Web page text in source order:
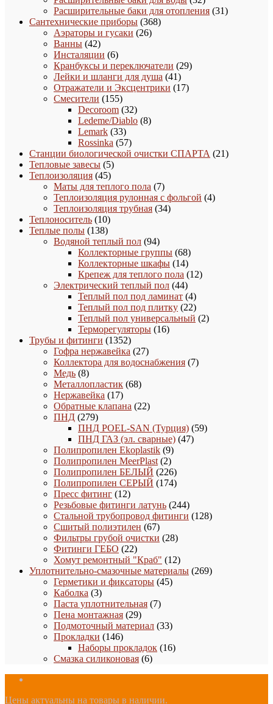
товара
Расширительные баки для отопления 3131
Сантехнические приборы 368368
Аэраторы и гусаки 2626
Ванны 4242
товара
Инсталяции 66
товаров
Кранбуксы и переключатели 2929
Лейки и шланги для душа 4141
товар
Отражатели и Эксцентрики 1717
Смесители 155155
товаров
Decoroom 3232
товара
Ledeme/Diablo 88
Lemark 3333
товара
Rossinka 5757
товаров
Станции биологической очистки СПАРТА 2121
Тепловые завесы 55
товаров
Теплоизоляция 4545
товаров
Маты для теплого пола 77
товаров
Теплоизоляция рулонная с фольгой 44
Теплоизоляция трубная 3434
Теплоноситель 1010
товаров
Теплые полы 138138
товаров
Водяной теплый пол 9494
товара
Коллекторные группы 6868
товаров
Коллекторные шкафы 1414
товаров
Крепеж для теплого пола 1212
Электрический теплый пол 4444
товара
Теплый пол под ламинат 44
товара
Теплый пол под плитку 2222
товара
Теплый пол универсальный 22
Терморегуляторы 1616
Трубы и фитинги 13521352
товара
Гофра нержавейка 2727
товаров
Коллектора для водоснабжения 77
Медь 88
товаров
Металлопластик 6868
Нержавейка 1717
товаров
Обратные клапана 2222
ПНД 279279
товаров
ПНД POEL-SAN (Турция) 5959
ПНД ГАЗ (эл. сварные) 4747
Полипропилен Ekoplastik 99
товаров
Полипропилен MeerPlast 22
товара
Полипропилен БЕЛЫЙ 226226
товаров
Полипропилен СЕРЫЙ 174174
Пресс фитинг 1212
товаров
Резьбовые фитинги латунь 244244
товара
Стальной трубопровод фитинги 128128
Сшитый полиэтилен 6767
товаров
Фильтры грубой очистки 2828
Фитинги ГЕБО 2222
товара
Хомут ремонтный "Краб" 1212
товаров
Уплотнительно-смазочные материалы 269269
Герметики и фиксаторы 4545
Каболка 33
товара
Паста уплотнительная 77
Пена монтажная 2929
товаров
Подмоточный материал 3333
Прокладки 146146
товаров
Наборы прокладок 1616
Смазка силиконовая 66
Цены актуальны на товары в наличии.